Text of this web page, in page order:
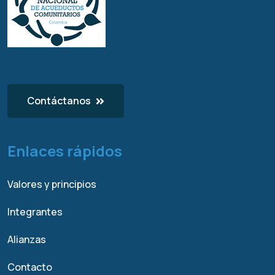
Contáctanos
Enlaces rápidos
Valores y principios
Integrantes
Alianzas
Contacto